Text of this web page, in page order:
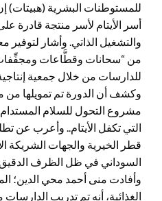
للمستوطنات البشرية (هبيتات)
أسر الأيتام لأسر منتجة قادرة
والتشغيل الذاتي. وأشار لتوفير
من “سحانات وقطَّاعات ومجفِّفات
للدارسات من خلال جمعية
وكشف أن الدورة تم تمويلها من
مشروع التحول للسلام
التي تكفل الأيتام.. وأعرب عن
قطر الخيرية والجهات الشريكة
السوداني في ظل الظرف الدقيق
وأفادت منى أحمد محي الدين؛
الغذائية، أنه تم تدريب